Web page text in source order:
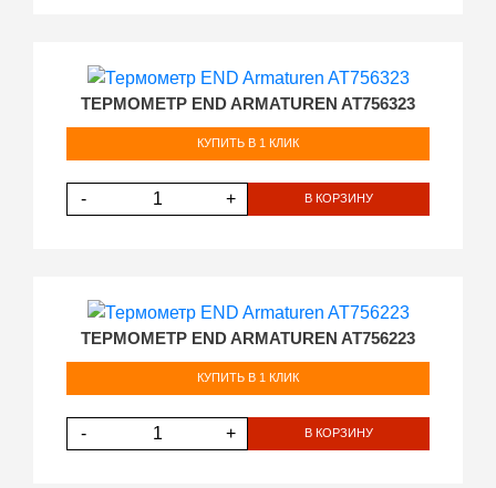
ТЕРМОМЕТР END ARMATUREN AT756323
КУПИТЬ В 1 КЛИК
- + В КОРЗИНУ
ТЕРМОМЕТР END ARMATUREN AT756223
КУПИТЬ В 1 КЛИК
- + В КОРЗИНУ